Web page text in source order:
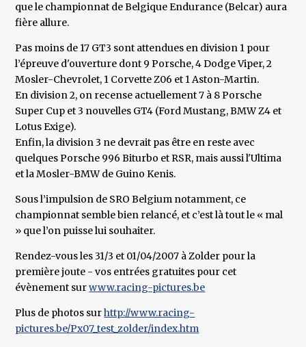
que le championnat de Belgique Endurance (Belcar) aura
fière allure.
Pas moins de 17 GT3 sont attendues en division 1 pour
l’épreuve d'ouverture dont 9 Porsche, 4 Dodge Viper, 2
Mosler-Chevrolet, 1 Corvette Z06 et 1 Aston-Martin.
En division 2, on recense actuellement 7 à 8 Porsche
Super Cup et 3 nouvelles GT4 (Ford Mustang, BMW Z4 et
Lotus Exige).
Enfin, la division 3 ne devrait pas être en reste avec
quelques Porsche 996 Biturbo et RSR, mais aussi l'Ultima
et la Mosler-BMW de Guino Kenis.
Sous l’impulsion de SRO Belgium notamment, ce
championnat semble bien relancé, et c’est là tout le « mal
» que l’on puisse lui souhaiter.
Rendez-vous les 31/3 et 01/04/2007 à Zolder pour la
première joute - vos entrées gratuites pour cet
évènement surwww.racing-pictures.be
Plus de photos surhttp://www.racing-
pictures.be/Px07_test_zolder/index.htm